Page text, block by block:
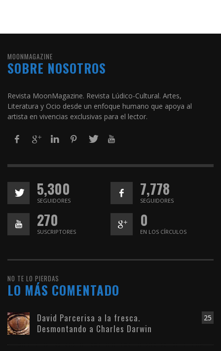
MOONMAGAZINE
SOBRE NOSOTROS
Revista MoonMagazine. Revista Lúdico-Cultural. Artes,
Literatura y Ocio desde un enfoque humano que apoya al
artista en vivencias exclusivas para el lector.
5,300
SEGUIDORES
7,778
SEGUIDORES
270
SUSCRIPTORES
0
EN LOS CÍRCULOS
NO TE LO PIERDAS
LO MÁS COMENTADO
25
David Parcerisa a la fresca.
Desmontando a Charles Darwin